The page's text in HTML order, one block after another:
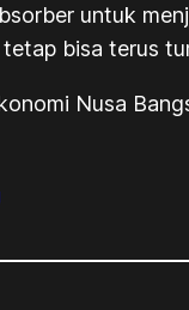
untuk
bisa terus
Nusa